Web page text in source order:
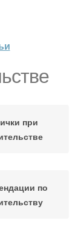
при
по